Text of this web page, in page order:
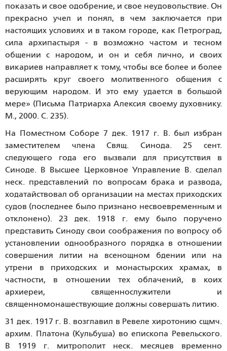
показать и свое одобрение, и свое неудовольствие. Он
прекрасно учел и понял, в чем заключается при
настоящих условиях и в таком городе, как Петроград,
сила архипастыря - в возможно частом и тесном
общении с народом, и он и себя лично, и своих
викариев направляет к тому, чтобы все более и более
расширять круг своего молитвенного общения с
верующим народом. И это ему удается в большой
мере» (Письма Патриарха Алексия своему духовнику.
М., 2000. С. 235).
На Поместном Соборе 7 дек. 1917 г. В. был избран
заместителем члена Свящ. Синода. 25 сент.
следующего года его вызвали для присутствия в
Синоде. В Высшее Церковное Управление В. сделал
неск. представлений по вопросам брака и развода,
ходатайствовал об организации на местах приходских
судов (последнее было признано несвоевременным и
отклонено). 23 дек. 1918 г. ему было поручено
представить Синоду свои соображения по вопросу об
установлении однообразного порядка в отношении
совершения литии на всенощном бдении или на
утрени в приходских и монастырских храмах, в
частности, в отношении тех облачений, в коих
архиереи, священнослужители и
священномонашествующие должны совершать литию.
31 дек. 1917 г. В. возглавил в Ревеле хиротонию сщмч.
архим. Платона (Кульбуша) во епископа Ревельского.
В 1919 г. митрополит неск. месяцев временно